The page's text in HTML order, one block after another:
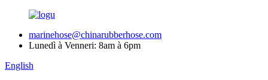
marinehose@chinarubberhose.com
Lunedì à Venneri: 8am à 6pm
English